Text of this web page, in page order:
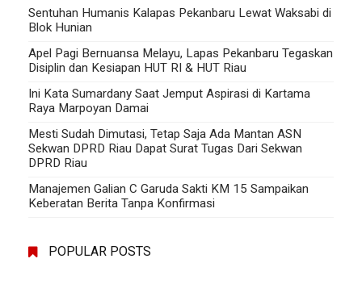
Sentuhan Humanis Kalapas Pekanbaru Lewat Waksabi di
Blok Hunian
Apel Pagi Bernuansa Melayu, Lapas Pekanbaru Tegaskan
Disiplin dan Kesiapan HUT RI & HUT Riau
Ini Kata Sumardany Saat Jemput Aspirasi di Kartama
Raya Marpoyan Damai
Mesti Sudah Dimutasi, Tetap Saja Ada Mantan ASN
Sekwan DPRD Riau Dapat Surat Tugas Dari Sekwan
DPRD Riau
Manajemen Galian C Garuda Sakti KM 15 Sampaikan
Keberatan Berita Tanpa Konfirmasi
POPULAR POSTS